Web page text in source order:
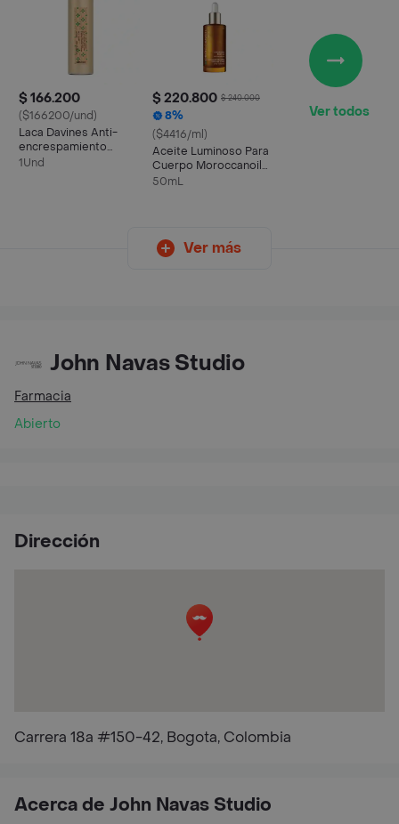
$ 166.200
($166200/und)
Laca Davines Anti-
encrespamiento
Fijación Media 400ml
1Und
$ 220.800 $ 240.000
8%
($4416/ml)
Aceite Luminoso Para
Cuerpo Moroccanoil
50ml Brillo Para Tu Piel
50mL
Ver todos
Ver más
John Navas Studio
Farmacia
Abierto
Dirección
Carrera 18a #150-42, Bogota, Colombia
Acerca de John Navas Studio